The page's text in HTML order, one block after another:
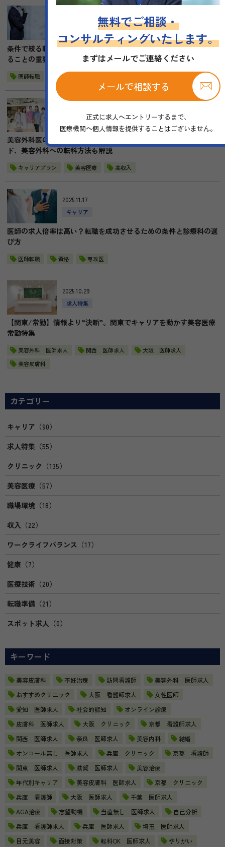
職場環境
ワークライフバランス
転職準備
条件で絞る転職先の探し方～「何を重要視するか」をはっきりさせ
ることの重要性
医師転職
キャリア
美容外科医の平均年収はなぜ高い？他科と収入の比較や業界トレン
ド、美容外科への転科方法も解説
キャリアプラン 美容医療 高収入
2025.11.17
キャリア
医師の求人倍率は高い？転職を成功させるための条件と診療科の選
び方
医師転職 資格 専攻医
2025.10.29
求人特集
【関東/常勤】情報より“決断”。関東でキャリアを動かす美容医療
常勤特集
美容外科 医師求人 関西 医師求人
大阪 医師求人
美容皮膚科
カテゴリー
キャリア （90）
求人特集 （55）
クリニック （135）
美容医療 （57）
職場環境 （18）
収入 （22）
ワークライフバランス （17）
健康 （7）
医療技術 （20）
転職準備 （21）
スポット求人 （0）
キーワード
美容皮膚科 不妊治療 訪問看護師
美容外科 医師求人
おすすめクリニック
大阪 看護師求人
女性医師
愛知 医師求人
社会的認知
オンライン診療
皮膚科 医師求人
大阪 クリニック
京都 看護師求人
関西 医師求人
奈良 医師求人 美容内科
結婚
オンコール無し 医師求人
兵庫 クリニック
京都 看護師
関東 医師求人
滋賀 医師求人
美容治療
年代別キャリア
美容皮膚科 医師求人
京都 クリニック
兵庫 看護師
大阪 医師求人
千葉 医師求人
AGA治療
志望動機 当直無し 医師求人
自己分析
兵庫 看護師求人
兵庫 医師求人
埼玉 医師求人
目元美容
面接対策 転科OK 医師求人
やりがい
無料でご相談・
コンサルティングいたします。
まずはメールでご連絡ください
メールで相談する
正式に求人へエントリーするまで、
医療機関へ個人情報を提供することはございません。